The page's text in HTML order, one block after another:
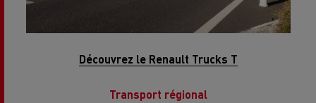
Découvrez le Renault Trucks T
Transport régional